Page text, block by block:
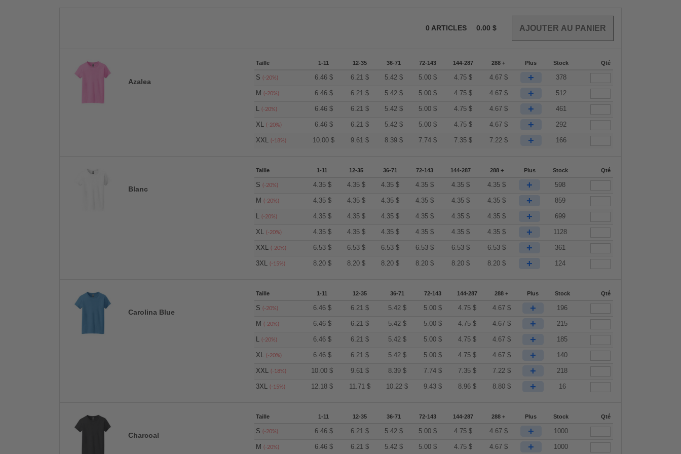
0 ARTICLES 0.00 $
Azalea
Taille 1-11 12-35 36-71 72-143 144-287 288 + Plus Stock Qté
S(-20%) 6.46 $ 6.21$ 5.42 $ 5.00 $ 4.75 $ 4.67 $ + 378
M(-20%) 6.46 $ 6.21$ 5.42 $ 5.00 $ 4.75 $ 4.67 $ + 512
L(-20%) 6.46 $ 6.21$ 5.42 $ 5.00 $ 4.75 $ 4.67 $ + 461
XL(-20%) 6.46 $ 6.21$ 5.42 $ 5.00 $ 4.75 $ 4.67 $ + 292
XXL(-18%) 10.00$ 9.61$ 8.39 $ 7.74 $ 7.35 $ 7.22 $ + 166
Blanc
Taille 1-11 12-35 36-71 72-143 144-287 288 + Plus Stock Qté
S(-20%) 4.35 $ 4.35 $ 4.35$ 4.35$ 4.35$ 4.35$ + 598
M(-20%) 4.35 $ 4.35 $ 4.35$ 4.35$ 4.35$ 4.35$ + 859
L(-20%) 4.35 $ 4.35 $ 4.35$ 4.35$ 4.35$ 4.35$ + 699
XL(-20%) 4.35 $ 4.35 $ 4.35$ 4.35$ 4.35$ 4.35$ + 1128
XXL(-20%) 6.53 $ 6.53 $ 6.53$ 6.53$ 6.53$ 6.53$ + 361
3XL(-15%) 8.20 $ 8.20 $ 8.20$ 8.20$ 8.20$ 8.20$ + 124
Carolina Blue
Taille 1-11 12-35 36-71 72-143 144-287 288 + Plus Stock Qté
S(-20%) 6.46 $ 6.21 $ 5.42 $ 5.00 $ 4.75 $ 4.67 $ + 196
M(-20%) 6.46 $ 6.21 $ 5.42 $ 5.00 $ 4.75 $ 4.67 $ + 215
L(-20%) 6.46 $ 6.21 $ 5.42 $ 5.00 $ 4.75 $ 4.67 $ + 185
XL(-20%) 6.46 $ 6.21 $ 5.42 $ 5.00 $ 4.75 $ 4.67 $ + 140
XXL(-18%) 10.00$ 9.61 $ 8.39 $ 7.74 $ 7.35 $ 7.22 $ + 218
3XL(-15%) 12.18$ 11.71 $ 10.22$ 9.43 $ 8.96 $ 8.80 $ + 16
Charcoal
Taille 1-11 12-35 36-71 72-143 144-287 288 + Plus Stock Qté
S(-20%) 6.46 $ 6.21$ 5.42 $ 5.00 $ 4.75 $ 4.67 $ + 1000
M(-20%) 6.46 $ 6.21$ 5.42 $ 5.00 $ 4.75 $ 4.67 $ + 1000